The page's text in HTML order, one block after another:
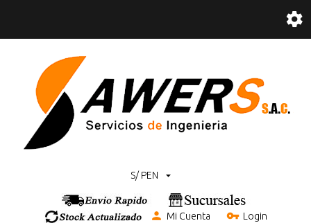
S/ PEN
Mi Cuenta Login